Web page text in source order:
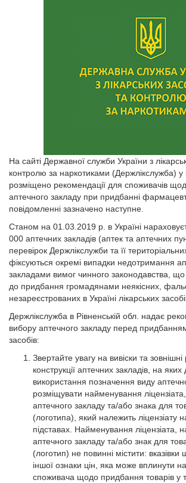
На сайті Державної служби України з
контролю за наркотиками (Держлікслужба) у
розміщено рекомендації для споживачів
аптечного закладу при придбанні
повідомленні зазначено наступне.
Станом на 01.03.2019 р. в Україні
000 аптечних закладів (аптек та аптечних
перевірок Держлікслужби та її
фіксуються окремі випадки недотримання
закладами вимог чинного законодавства,
до придбання громадянами неякісних,
незареєстрованих в Україні лікарських
Держлікслужба в Рівненській обл. надає
вибору аптечного закладу перед
засобів:
Звертайте увагу на вивіски та
конструкції аптечних закладів, на
використання позначення виду
розміщувати найменування
аптечного закладу та/або знака для
(логотипа), який належить ліцензіату
підставах. Найменування ліцензіата,
аптечного закладу та/або знак для
(логотип) не повинні містити:
іншої ознаки цін, яка може вплинути
споживача щодо придбання товарів у